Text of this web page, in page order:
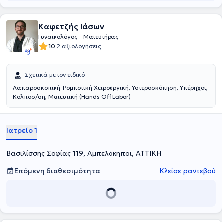
Καφετζής Ιάσων
Γυναικολόγος - Μαιευτήρας
10|2 αξιολογήσεις
Σχετικά με τον ειδικό
Λαπαροσκοπική-Ρομποτική Χειρουργική, Υστεροσκόπηση, Υπέρηχοι,
Κολποσ/ση, Μαιευτική (Hands Off Labor)
Ιατρείο 1
Βασιλίσσης Σοφίας 119, Αμπελόκηποι, ΑΤΤΙΚΗ
Επόμενη διαθεσιμότητα
Κλείσε ραντεβού